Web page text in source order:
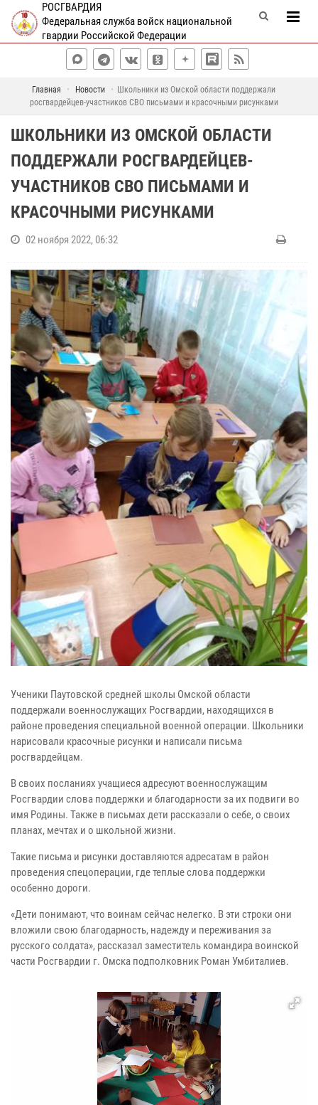
РОСГВАРДИЯ
Федеральная служба войск национальной
гвардии Российской Федерации
Главная Новости
Школьники из Омской области поддержали
росгвардейцев-участников СВО письмами и красочными рисунками
ШКОЛЬНИКИ ИЗ ОМСКОЙ ОБЛАСТИ
ПОДДЕРЖАЛИ РОСГВАРДЕЙЦЕВ-
УЧАСТНИКОВ СВО ПИСЬМАМИ И
КРАСОЧНЫМИ РИСУНКАМИ
02 ноября 2022, 06:32
Ученики Паутовской средней школы Омской области
поддержали военнослужащих Росгвардии, находящихся в
районе проведения специальной военной операции. Школьники
нарисовали красочные рисунки и написали письма
росгвардейцам.
В своих посланиях учащиеся адресуют военнослужащим
Росгвардии слова поддержки и благодарности за их подвиги во
имя Родины. Также в письмах дети рассказали о себе, о своих
планах, мечтах и о школьной жизни.
Такие письма и рисунки доставляются адресатам в район
проведения спецоперации, где теплые слова поддержки
особенно дороги.
«Дети понимают, что воинам сейчас нелегко. В эти строки они
вложили свою благодарность, надежду и переживания за
русского солдата», рассказал заместитель командира воинской
части Росгвардии г. Омска подполковник Роман Умбиталиев.